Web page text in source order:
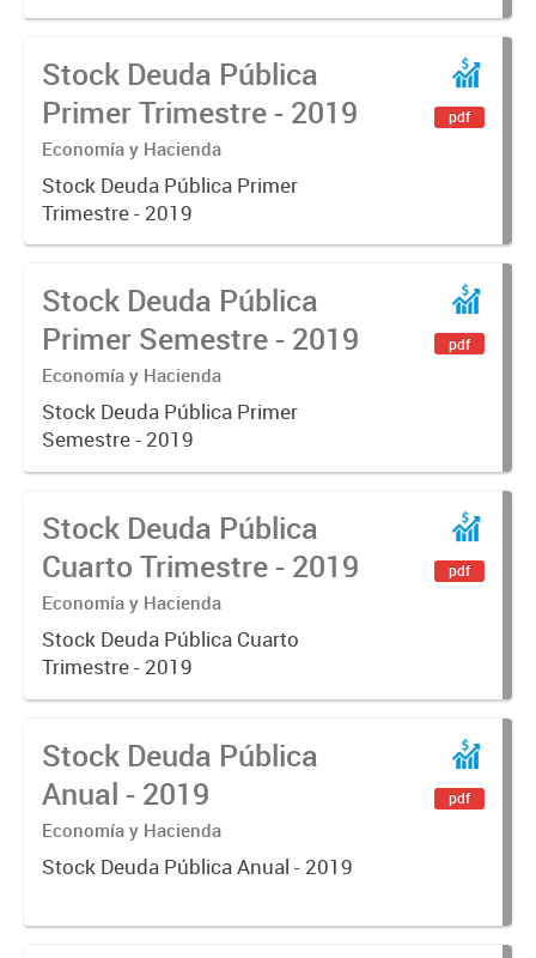
Stock Deuda Pública
Primer Trimestre - 2019
Economía y Hacienda
Stock Deuda Pública Primer
Trimestre - 2019
pdf
Stock Deuda Pública
Primer Semestre - 2019
Economía y Hacienda
Stock Deuda Pública Primer
Semestre - 2019
pdf
Stock Deuda Pública
Cuarto Trimestre - 2019
Economía y Hacienda
Stock Deuda Pública Cuarto
Trimestre - 2019
pdf
Stock Deuda Pública
Anual - 2019
Economía y Hacienda
Stock Deuda Pública Anual - 2019
pdf